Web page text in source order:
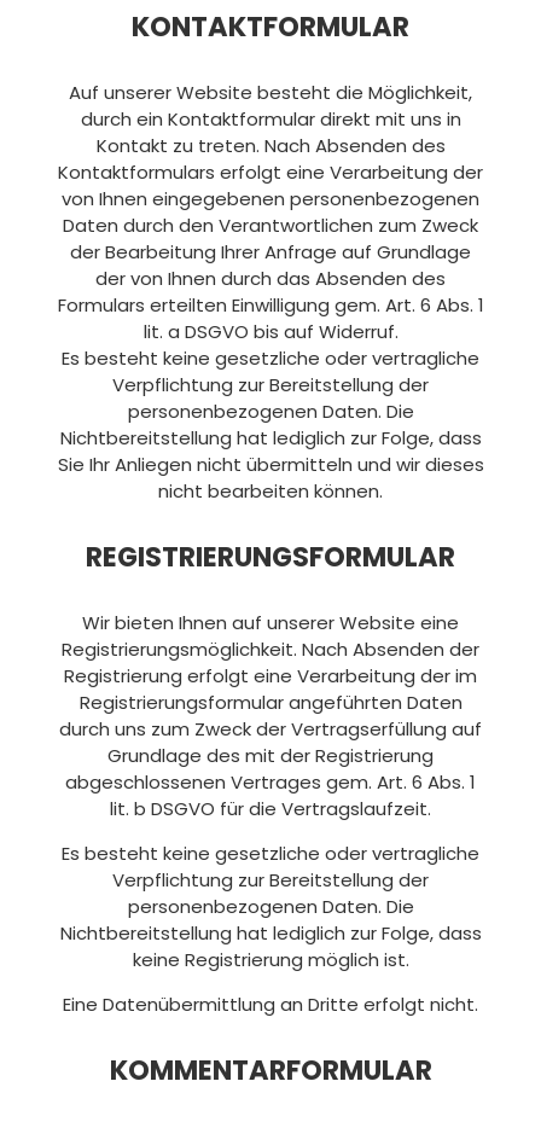
KONTAKTFORMULAR
Auf unserer Website besteht die Möglichkeit,
durch ein Kontaktformular direkt mit uns in
Kontakt zu treten. Nach Absenden des
Kontaktformulars erfolgt eine Verarbeitung der
von Ihnen eingegebenen personenbezogenen
Daten durch den Verantwortlichen zum Zweck
der Bearbeitung Ihrer Anfrage auf Grundlage
der von Ihnen durch das Absenden des
Formulars erteilten Einwilligung gem. Art. 6 Abs. 1
lit. a DSGVO bis auf Widerruf.
Es besteht keine gesetzliche oder vertragliche
Verpflichtung zur Bereitstellung der
personenbezogenen Daten. Die
Nichtbereitstellung hat lediglich zur Folge, dass
Sie Ihr Anliegen nicht übermitteln und wir dieses
nicht bearbeiten können.
REGISTRIERUNGSFORMULAR
Wir bieten Ihnen auf unserer Website eine
Registrierungsmöglichkeit. Nach Absenden der
Registrierung erfolgt eine Verarbeitung der im
Registrierungsformular angeführten Daten
durch uns zum Zweck der Vertragserfüllung auf
Grundlage des mit der Registrierung
abgeschlossenen Vertrages gem. Art. 6 Abs. 1
lit. b DSGVO für die Vertragslaufzeit.
Es besteht keine gesetzliche oder vertragliche
Verpflichtung zur Bereitstellung der
personenbezogenen Daten. Die
Nichtbereitstellung hat lediglich zur Folge, dass
keine Registrierung möglich ist.
Eine Datenübermittlung an Dritte erfolgt nicht.
KOMMENTARFORMULAR